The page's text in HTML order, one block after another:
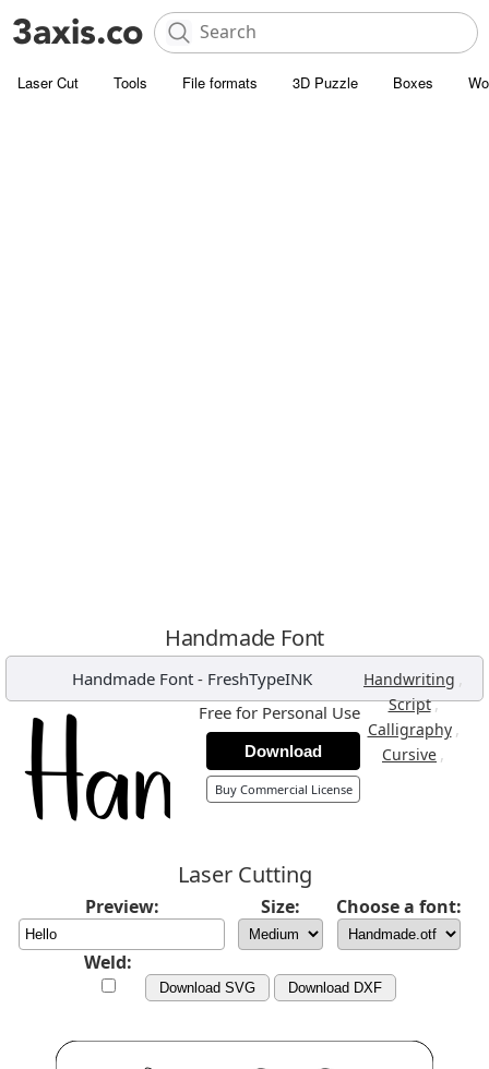
Laser Cut Tools File formats 3D Puzzle Boxes
Handmade Font
Handmade Font- FreshTypeINK Handwriting ,
Script,
Calligraphy ,
Cursive ,
Free for Personal Use
Download
Buy Commercial License
Laser Cutting
Preview: Size: Choose a font:
Weld:
Download SVG Download DXF